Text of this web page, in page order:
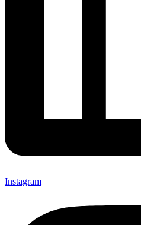
Instagram